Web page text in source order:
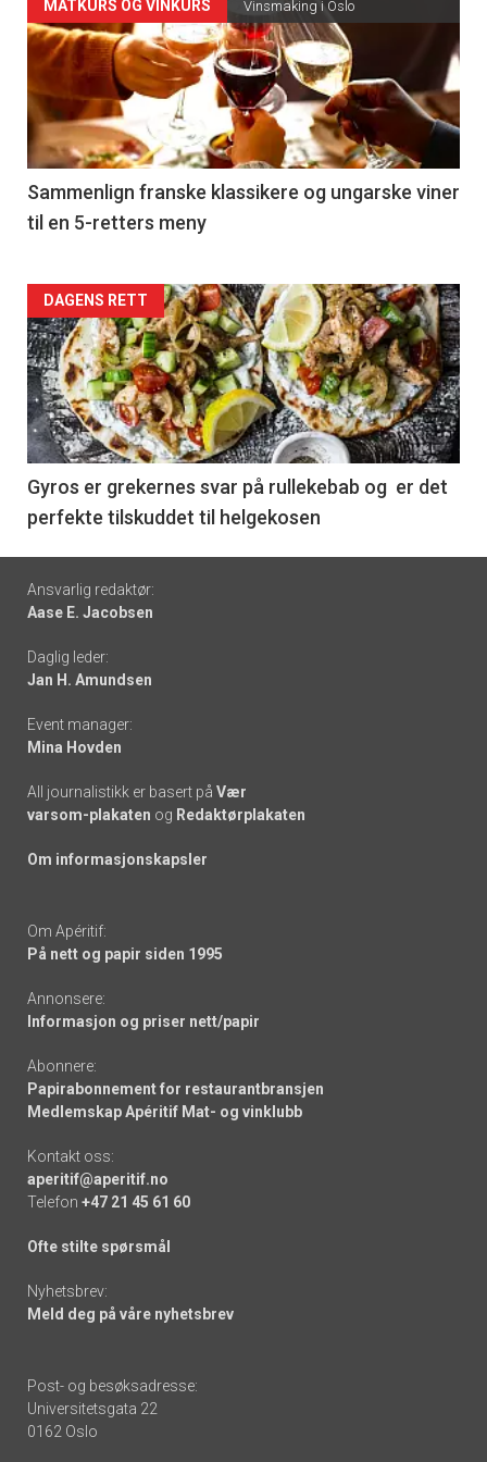
Forsiden
akkurat
nå
-
5
MATKURS OG VINKURS Vinsmaking i Oslo
Sammenlign franske klassikere og ungarske viner
til en 5-retters meny
Forsiden
akkurat
nå
-
6
DAGENS RETT
Gyros er grekernes svar på rullekebab og er det
perfekte tilskuddet til helgekosen
Footer
-
links
Ansvarlig redaktør:
Aase E. Jacobsen
Daglig leder:
Jan H. Amundsen
Event manager:
Mina Hovden
All journalistikk er basert på Vær
varsom-plakaten og Redaktørplakaten
Om informasjonskapsler
Om Apéritif:
På nett og papir siden 1995
Annonsere:
Informasjon og priser nett/papir
Abonnere:
Papirabonnement for restaurantbransjen
Medlemskap Apéritif Mat- og vinklubb
Kontakt oss:
aperitif@aperitif.no
Telefon +47 21 45 61 60
Ofte stilte spørsmål
Nyhetsbrev:
Meld deg på våre nyhetsbrev
Post- og besøksadresse:
Universitetsgata 22
0162 Oslo